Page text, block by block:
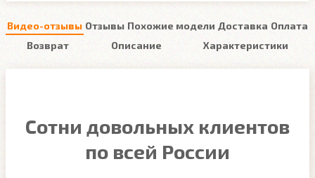
Видео-отзывы Отзывы Похожие модели Доставка Оплата
Возврат
Описание Характеристики
Сотни довольных клиентов
по всей России